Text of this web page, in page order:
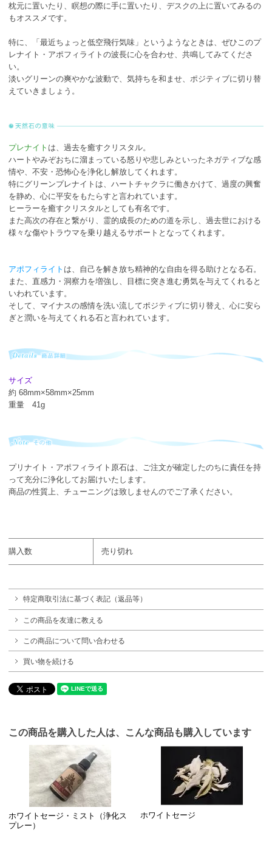
枕元に置いたり、瞑想の際に手に置いたり、デスクの上に置いてみるの
もオススメです。
特に、「最近ちょっと低空飛行気味」というようなときは、ぜひこのプ
レナイト・アポフィライトの波長に心を合わせ、共鳴してみてくださ
い。
淡いグリーンの爽やかな波動で、気持ちを和ませ、ポジティブに切り替
えていきましょう。
プレナイト は、過去を癒すクリスタル。
ハートやみぞおちに溜まっている怒りや悲しみといったネガティブな感
情や、不安・恐怖心を浄化し解放してくれます。
特にグリーンプレナイトは、ハートチャクラに働きかけて、過度の興奮
を静め、心に平安をもたらすと言われています。
ヒーラーを癒すクリスタルとしても有名です。
また高次の存在と繋がり、霊的成長のための道を示し、過去世における
様々な傷やトラウマを乗り越えるサポートとなってくれます。
アポフィライト は、自己を解き放ち精神的な自由を得る助けとなる石。
また、直感力・洞察力を増強し、目標に突き進む勇気を与えてくれると
いわれています。
そして、マイナスの感情を洗い流してポジティブに切り替え、心に安ら
ぎと潤いを与えてくれる石と言われています。
サイズ
約 68mm×58mm×25mm
重量 41g
プリナイト・アポフィライト原石は、ご注文が確定したのちに責任を持
って充分に浄化してお届けいたします。
商品の性質上、チューニングは致しませんのでご了承ください。
購入数 売り切れ
特定商取引法に基づく表記（返品等）
この商品を友達に教える
この商品について問い合わせる
買い物を続ける
この商品を購入した人は、こんな商品も購入しています
ホワイトセージ・ミスト（浄化ス
プレー）
ホワイトセージ